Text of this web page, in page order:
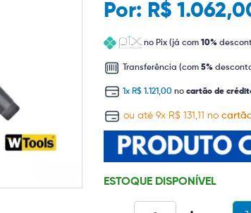
Por: R$
no Pix (já com 10%
Transferência (com 5%
1x R$ 1.121,00 no cartão de
ou até 9x R$ 131,11 no
ESTOQUE DISPONÍVEL